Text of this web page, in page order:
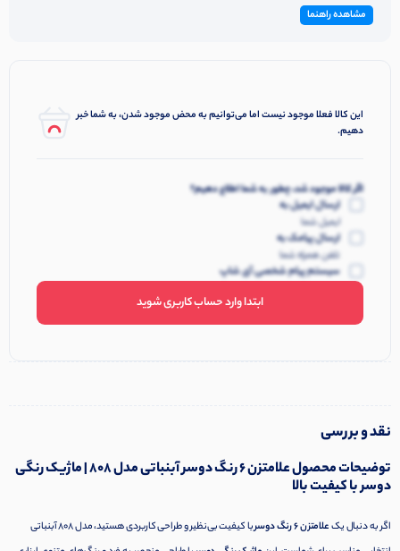
مشاهده راهنما
این کالا فعلا موجود نیست اما می‌توانیم به محض موجود شدن، به شما خبر
دهیم.
اگر کالا موجود شد، چطور به شما اطلاع دهیم؟
ارسال ایمیل به
ایمیل شما
ارسال پیامک به
تلفن همراه شما
سیستم پیام شخصی آی شاپ
ابتدا وارد حساب کاربری شوید
نقد و بررسی
توضیحات محصول علامتزن 6 رنگ دوسر آبنباتی مدل 808 | ماژیک رنگی
دوسر با کیفیت بالا
اگر به دنبال یکعلامتزن 6 رنگ دوسر
با کیفیت بی‌نظیر و طراحی کاربردی هستید، مدل 808 آبنباتی